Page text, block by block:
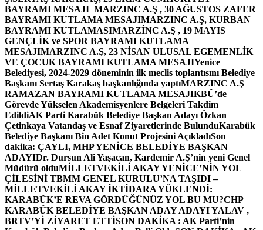
BAYRAMI MESAJI MARZINC A.Ş , 30 AĞUSTOS ZAFER
BAYRAMI KUTLAMA MESAJIMARZINC A.Ş, KURBAN
BAYRAMI KUTLAMASIMARZİNC A.Ş , 19 MAYIS
GENÇLİK ve SPOR BAYRAMI KUTLAMA
MESAJIMARZINC A.Ş, 23 NİSAN ULUSAL EGEMENLİK
VE ÇOCUK BAYRAMI KUTLAMA MESAJIYenice
Belediyesi, 2024-2029 döneminin ilk meclis toplantısını Belediye
Başkanı Sertaş Karakaş başkanlığında yaptıMARZINC A.Ş
RAMAZAN BAYRAMI KUTLAMA MESAJIKBÜ’de
Görevde Yükselen Akademisyenlere Belgeleri Takdim
EdildiAK Parti Karabük Belediye Başkan Adayı Özkan
Çetinkaya Vatandaş ve Esnaf Ziyaretlerinde BulunduKarabük
Belediye Başkanı Bin Adet Konut Projesini AçıkladıSon
dakika: ÇAYLI, MHP YENİCE BELEDİYE BAŞKAN
ADAYIDr. Dursun Ali Yaşacan, Kardemir A.Ş’nin yeni Genel
Müdürü olduMİLLETVEKİLİ AKAY YENİCE’NİN YOL
ÇİLESİNİ TBMM GENEL KURULU’NA TAŞIDI –
MİLLETVEKİLİ AKAY İKTİDARA YÜKLENDİ:
KARABÜK’E REVA GÖRDÜĞÜNÜZ YOL BU MU?CHP
KARABÜK BELEDİYE BAŞKAN ADAY ADAYI YALAV ,
BRTV’Yİ ZİYARET ETTİSON DAKİKA : AK Parti’nin